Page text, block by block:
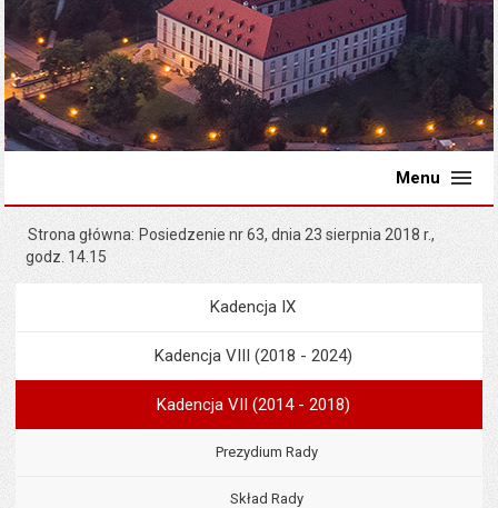
Menu
Strona główna Posiedzenie nr 63, dnia 23 sierpnia 2018 r.,
godz. 14.15
Menu
Kadencja IX
Kadencja VIII (2018 - 2024)
Kadencja VII (2014 - 2018)
Prezydium Rady
Skład Rady